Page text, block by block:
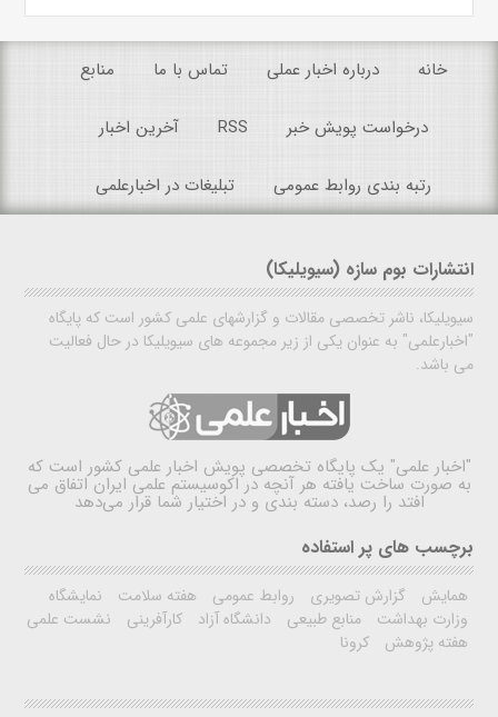
خانه درباره اخبار عملی تماس با ما منابع
درخواست پویش خبر RSS آخرین اخبار
رتبه بندی روابط عمومی تبلیغات در اخبارعلمی
انتشارات بوم سازه (سیویلیکا)
سیویلیکا، ناشر تخصصی مقالات و گزارشهای علمی کشور است که پایگاه
"اخبارعلمی" به عنوان یکی از زیر مجموعه های سیویلیکا در حال فعالیت
می باشد.
"اخبار علمی" یک پایگاه تخصصی پویش اخبار علمی کشور است که
به صورت ساخت یافته هر آنچه در اکوسیستم علمی ایران اتفاق می
افتد را رصد، دسته بندی و در اختیار شما قرار می‌دهد
برچسب های پر استفاده
همایش گزارش تصویری روابط عمومی هفته سلامت
نمایشگاه
وزارت بهداشت
منابع طبیعی دانشگاه آزاد کارآفرینی
نشست علمی
هفته پژوهش
کرونا